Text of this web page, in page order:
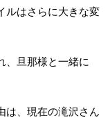
ルはさらに大きな変
、旦那様と一緒に
は、現在の滝沢さん